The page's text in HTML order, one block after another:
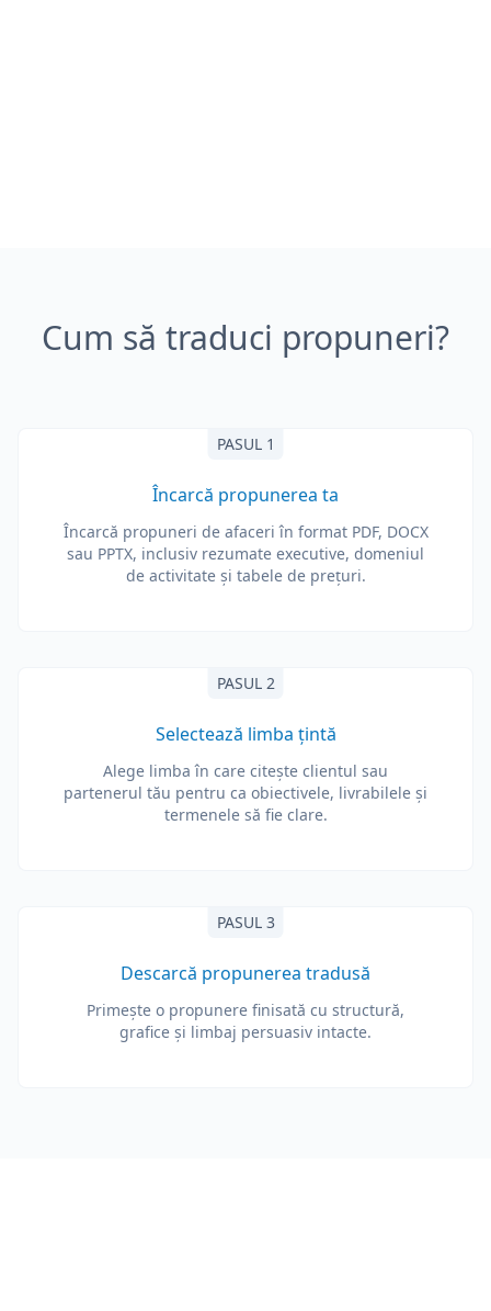
Cum să traduci propuneri?
PASUL 1
Încarcă propunerea ta
Încarcă propuneri de afaceri în format PDF, DOCX
sau PPTX, inclusiv rezumate executive, domeniul
de activitate și tabele de prețuri.
PASUL 2
Selectează limba țintă
Alege limba în care citește clientul sau
partenerul tău pentru ca obiectivele, livrabilele și
termenele să fie clare.
PASUL 3
Descarcă propunerea tradusă
Primește o propunere finisată cu structură,
grafice și limbaj persuasiv intacte.